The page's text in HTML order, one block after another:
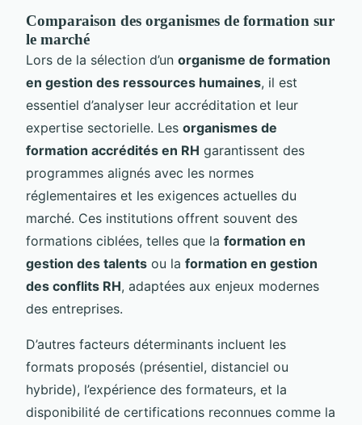
Comparaison des organismes de formation sur
le marché
Lors de la sélection d’un organisme de formation
en gestion des ressources humaines, il est
essentiel d’analyser leur accréditation et leur
expertise sectorielle. Les organismes de
formation accrédités en RH garantissent des
programmes alignés avec les normes
réglementaires et les exigences actuelles du
marché. Ces institutions offrent souvent des
formations ciblées, telles que la formation en
gestion des talents ou la formation en gestion
des conflits RH, adaptées aux enjeux modernes
des entreprises.
D’autres facteurs déterminants incluent les
formats proposés (présentiel, distanciel ou
hybride), l’expérience des formateurs, et la
disponibilité de certifications reconnues comme la